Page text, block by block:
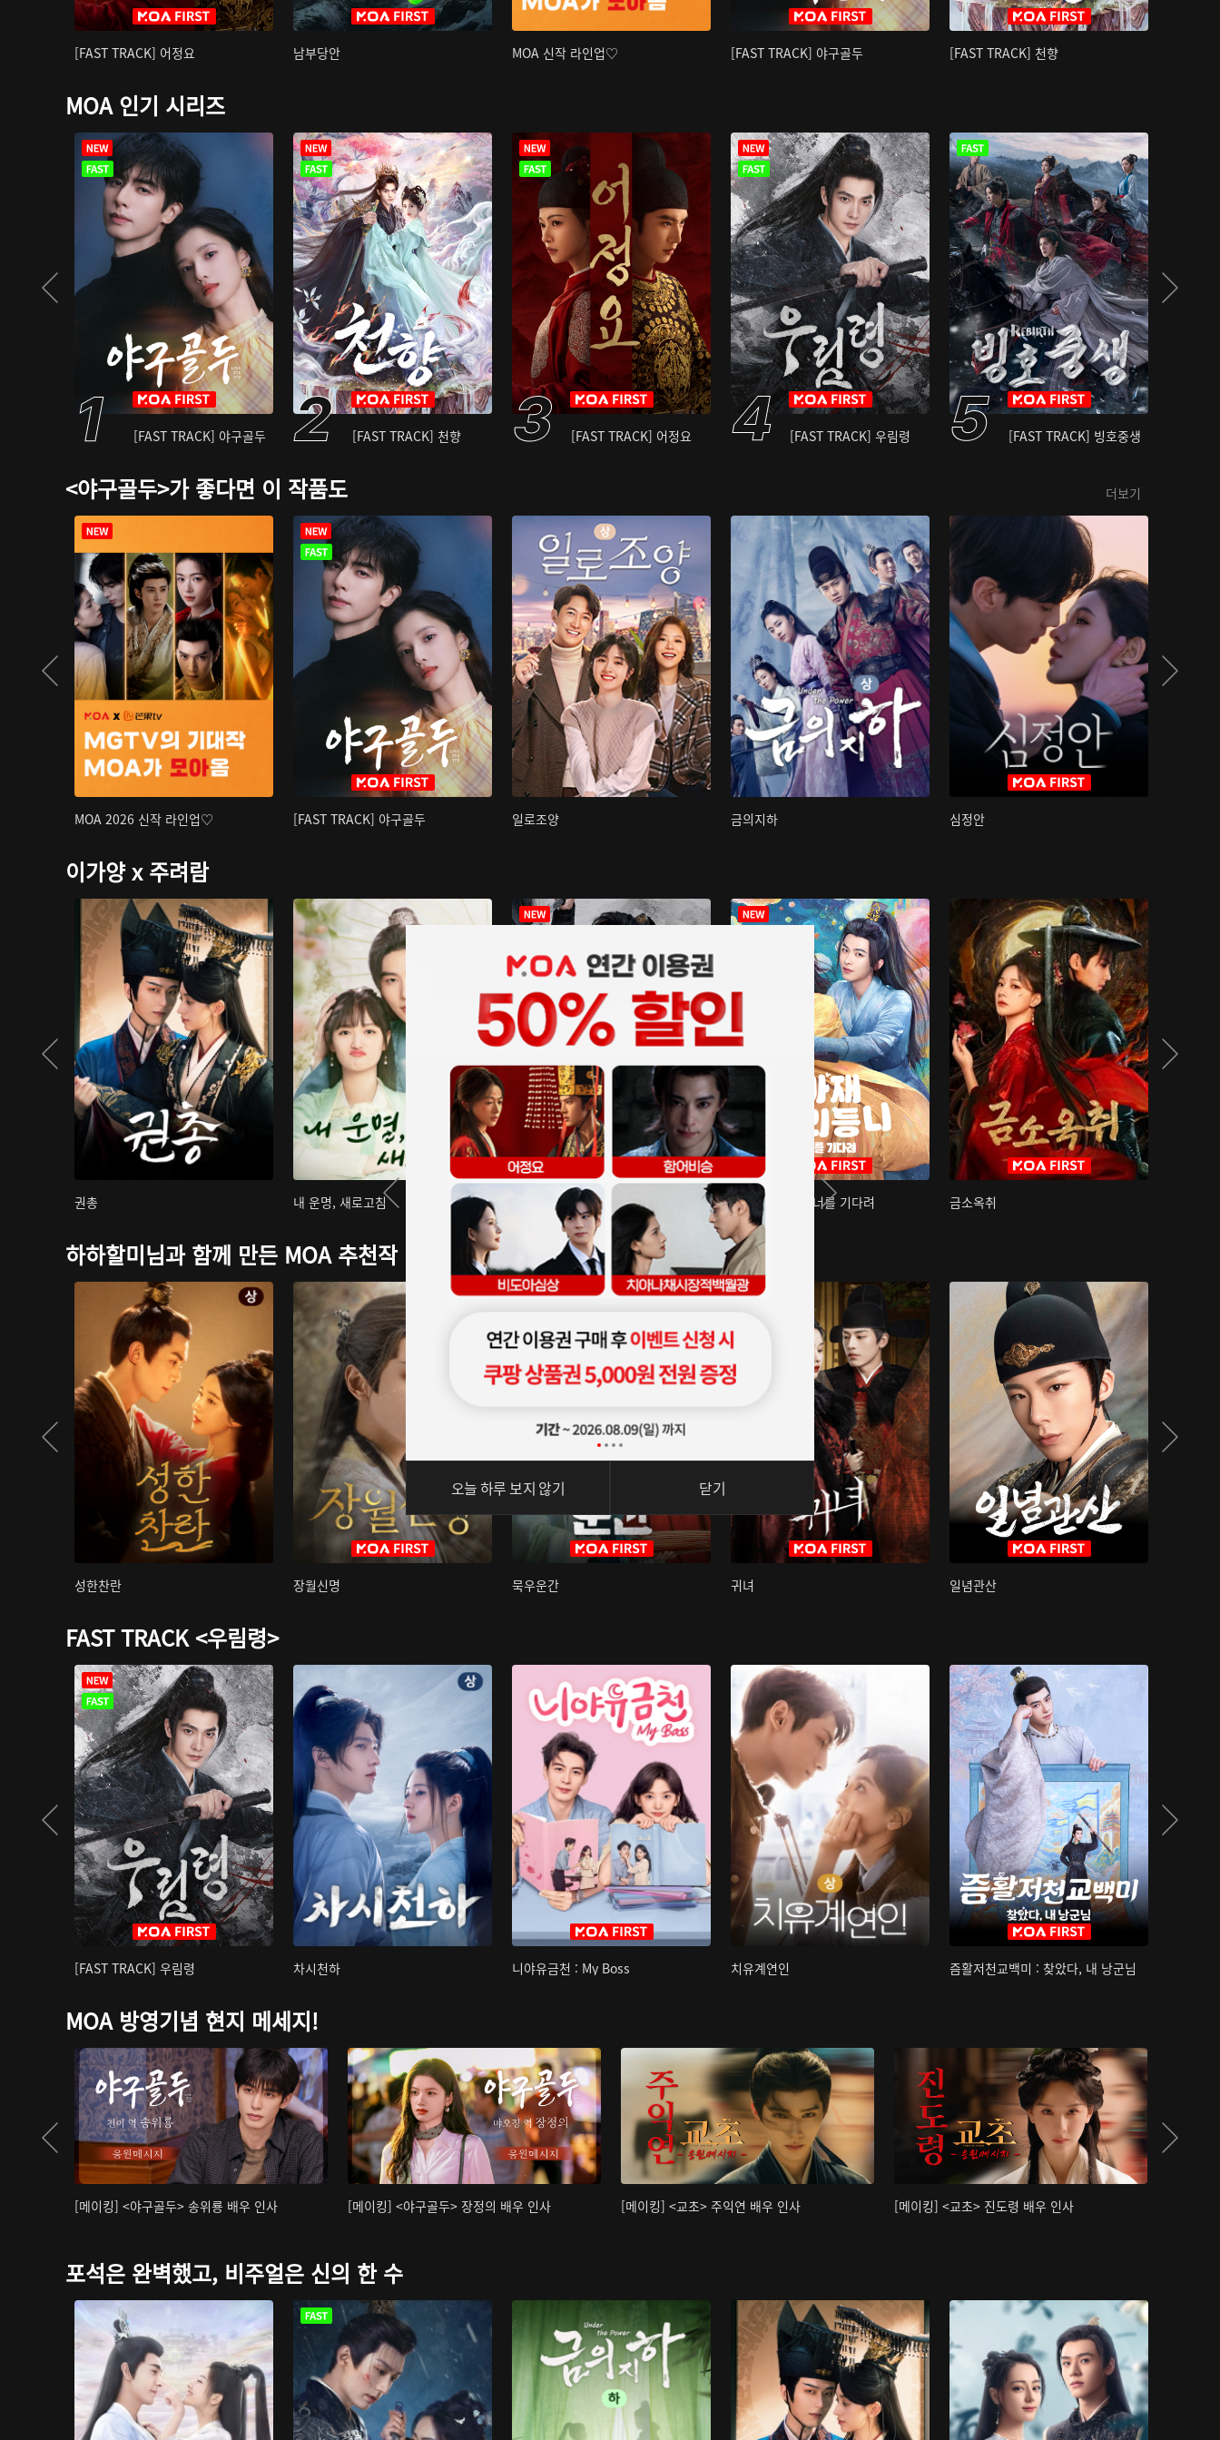
[FAST TRACK] 어정요 남부당안 MOA 신작 라인업♡ [FAST TRACK] 야구골두 [FAST TRACK] 천향
MOA 인기 시리즈
[FAST TRACK] 야구골두 [FAST TRACK] 천향 [FAST TRACK] 어정요 [FAST TRACK] 우림령 [FAST TRACK] 빙호중생
<야구골두>가 좋다면 이 작품도 더보기
MOA 2026 신작 라인업♡ [FAST TRACK] 야구골두 일로조양 금의지하 심정안
이가양 x 주려람
권총 내 운명, 새로고침 아재저리등니 : 너를 기다려 금소옥취
하하할미님과 함께 만든 MOA 추천작
성한찬란 장월신명 묵우운간 귀녀 일념관산
FAST TRACK <우림령>
[FAST TRACK] 우림령 차시천하 니야유금천 : My Boss 치유계연인 즘활저천교백미 : 찾았다, 내 낭군님
MOA 방영기념 현지 메세지!
[메이킹] <야구골두> 송위룡 배우 인사 [메이킹] <야구골두> 장정의 배우 인사 [메이킹] <교초> 주익연 배우 인사 [메이킹] <교초> 진도령 배우 인사
포석은 완벽했고, 비주얼은 신의 한 수
오늘 하루 보지 않기 닫기